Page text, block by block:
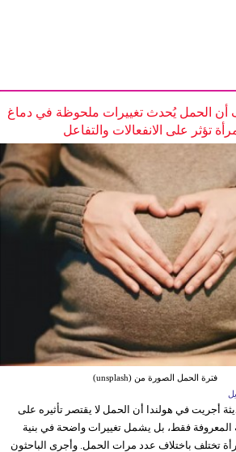
الحمل يُحدث تغييرات ملحوظة في دماغ
تؤثر على الانفعالات والتفاعل
فترة الحمل الصورة من (unsplash)
أجريت في هولندا أن الحمل لا يقتصر تأثيره على
المعروفة فقط، بل يشمل تغييرات واضحة في بنية
تختلف باختلاف عدد مرات الحمل. وأجرى الباحثون